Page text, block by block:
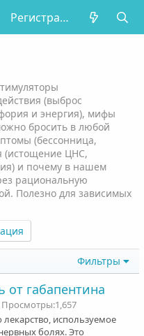
Регистрация
(выброс
и энергия), мифы
бросить в любой
(бессонница,
(истощение ЦНС,
и почему в нашем
рациональную
Полезно для зависимых
Фильтры
от габапентина
Просмотры 1,657
лекарство, используемое
болях. Это